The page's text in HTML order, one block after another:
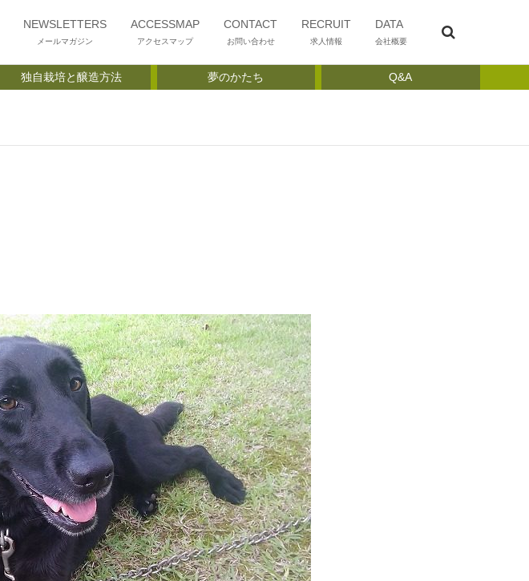
NEWSLETTERS
メールマガジン
ACCESSMAP
アクセスマップ
CONTACT
お問い合わせ
RECRUIT
求人情報
DATA
会社概要
独自栽培と醸造方法 夢のかたち Q&A